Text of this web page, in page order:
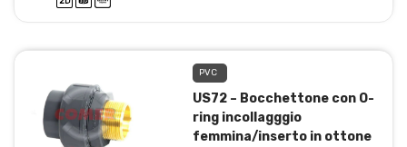
PVC
US72 – Bocchettone con O-
ring incollagggio
femmina/inserto in ottone